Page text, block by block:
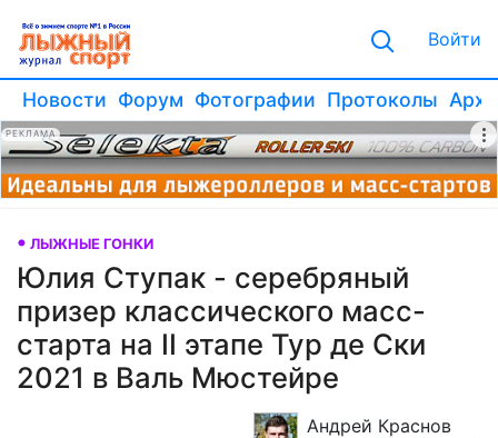
Войти
Новости Форум Фотографии Протоколы
РЕКЛАМА
ЛЫЖНЫЕ ГОНКИ
Юлия Ступак - серебряный
призер классического масс-
старта на II этапе Тур де Ски
2021 в Валь Мюстейре
Андрей Краснов